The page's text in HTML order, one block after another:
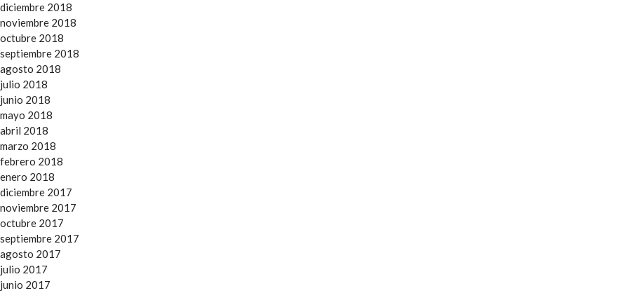
diciembre 2018
noviembre 2018
octubre 2018
septiembre 2018
agosto 2018
julio 2018
junio 2018
mayo 2018
abril 2018
marzo 2018
febrero 2018
enero 2018
diciembre 2017
noviembre 2017
octubre 2017
septiembre 2017
agosto 2017
julio 2017
junio 2017